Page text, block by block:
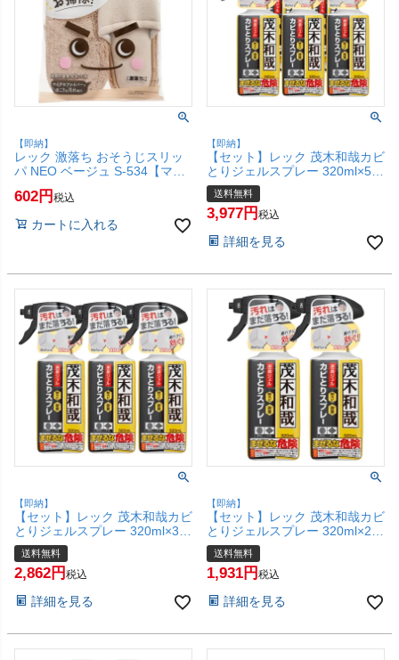
【即納】
レック 激落ち おそうじスリッ
パ NEO ベージュ S-534【マイ
クロファイバー/超極細繊維/拭
き掃除/掃き掃除/丸洗い可/激落
(6041984)
602 税込
カートに入れる
【即納】
【セット】レック 茂木和哉カビ
とりジェルスプレー 320ml×5個
C00404【宅配便送料無料】
(6041978-set3)
送料無料
3,977 税込
詳細を見る
【即納】
【セット】レック 茂木和哉カビ
とりジェルスプレー 320ml×3個
C00404【宅配便送料無料】
(6041978-set2)
送料無料
2,862 税込
詳細を見る
【即納】
【セット】レック 茂木和哉カビ
とりジェルスプレー 320ml×2個
C00404【宅配便送料無料】
(6041978-set1)
送料無料
1,931 税込
詳細を見る